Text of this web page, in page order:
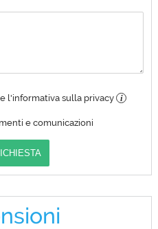
l'informativa sulla privacy i
e comunicazioni